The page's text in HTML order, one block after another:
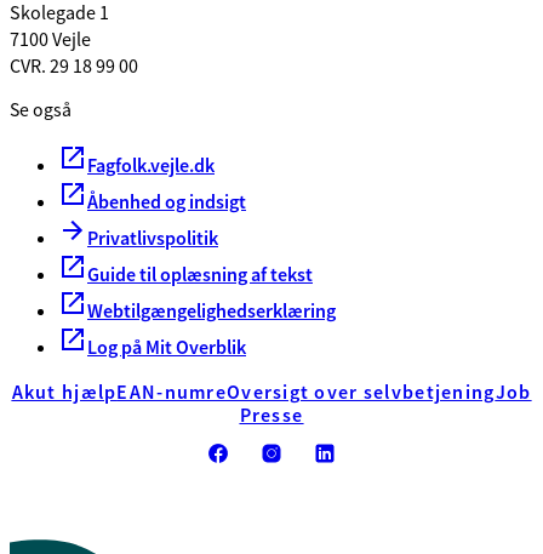
Skolegade 1
7100 Vejle
CVR. 29 18 99 00
Se også
Fagfolk.vejle.dk
Åbenhed og indsigt
Privatlivspolitik
Guide til oplæsning af tekst
Webtilgængelighedserklæring
Log på Mit Overblik
Akut hjælpEAN-numreOversigt over selvbetjeningJob
Presse